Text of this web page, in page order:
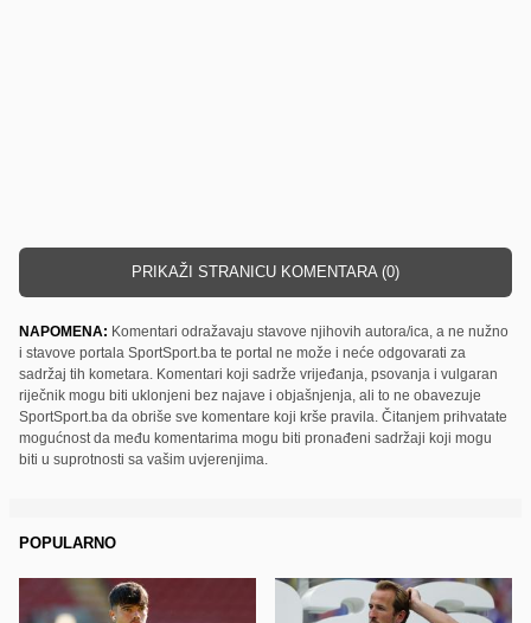
PRIKAŽI STRANICU KOMENTARA (0)
NAPOMENA: Komentari odražavaju stavove njihovih autora/ica, a ne nužno
i stavove portala SportSport.ba te portal ne može i neće odgovarati za
sadržaj tih kometara. Komentari koji sadrže vrijeđanja, psovanja i vulgaran
riječnik mogu biti uklonjeni bez najave i objašnjenja, ali to ne obavezuje
SportSport.ba da obriše sve komentare koji krše pravila. Čitanjem prihvatate
mogućnost da među komentarima mogu biti pronađeni sadržaji koji mogu
biti u suprotnosti sa vašim uvjerenjima.
POPULARNO